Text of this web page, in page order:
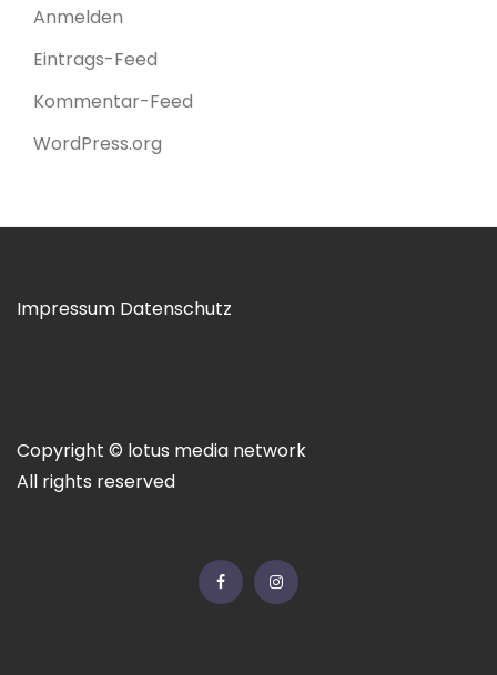
Anmelden
Eintrags-Feed
Kommentar-Feed
WordPress.org
Impressum Datenschutz
Copyright © lotus media network
All rights reserved
FacebookInstagram